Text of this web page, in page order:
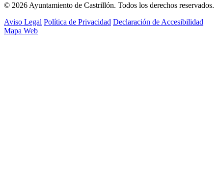
© 2026 Ayuntamiento de Castrillón. Todos los derechos reservados.
Aviso Legal Política de Privacidad Declaración de Accesibilidad
Mapa Web